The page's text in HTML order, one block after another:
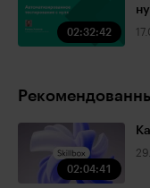
02:32:42
02:04:41